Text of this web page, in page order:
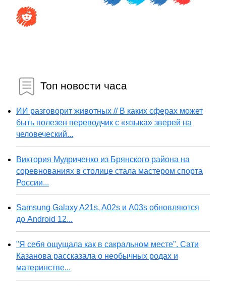
Топ новости часа
ИИ разговорит животных // В каких сферах может
быть полезен переводчик с «языка» зверей на
человеческий...
Виктория Мудриченко из Брянского района на
соревнованиях в столице стала мастером спорта
России...
Samsung Galaxy A21s, A02s и A03s обновляются
до Android 12...
"Я себя ощущала как в сакральном месте". Сати
Казанова рассказала о необычных родах и
материнстве...